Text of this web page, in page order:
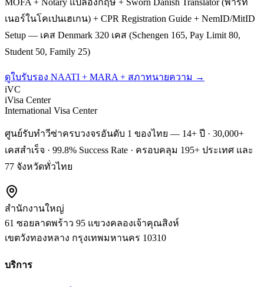
เนอร์ในโคเปนเฮเกน) + CPR Registration Guide + NemID/MitID
Setup — เคส Denmark 320 เคส (Schengen 165, Pay Limit 80,
Student 50, Family 25)
ดูใบรับรอง NAATI + MARA + สภาทนายความ →
iVC
iVisa Center
International Visa Center
ศูนย์รับทำวีซ่าครบวงจรอันดับ 1 ของไทย — 14+ ปี · 30,000+
เคสสำเร็จ · 99.8% Success Rate · ครอบคลุม 195+ ประเทศ และ
77 จังหวัดทั่วไทย
สำนักงานใหญ่
61 ซอยลาดพร้าว 95 แขวงคลองเจ้าคุณสิงห์
เขตวังทองหลาง กรุงเทพมหานคร 10310
บริการ